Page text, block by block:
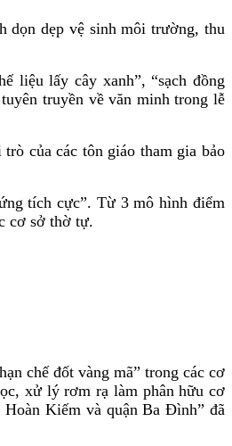
dọn dẹp vệ sinh môi trường, thu
liệu lấy cây xanh”, “sạch đồng
truyền về văn minh trong lễ
của các tôn giáo tham gia bảo
tích cực”. Từ 3 mô hình điểm
cơ sở thờ tự.
chế đốt vàng mã” trong các cơ
xử lý rơm rạ làm phân hữu cơ
Kiếm và quận Ba Đình” đã